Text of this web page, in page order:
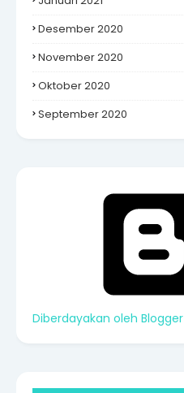
Desember 2020
November 2020
Oktober 2020
September 2020
Diberdayakan oleh Blogger